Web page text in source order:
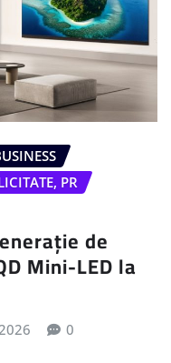
PR
de
Mini-LED la
0